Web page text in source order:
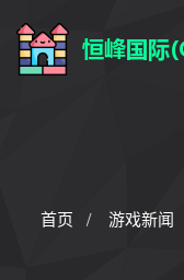
首页 游戏新闻